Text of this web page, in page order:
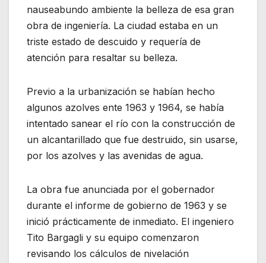
nauseabundo ambiente la belleza de esa gran
obra de ingeniería. La ciudad estaba en un
triste estado de descuido y requería de
atención para resaltar su belleza.
Previo a la urbanización se habían hecho
algunos azolves ente 1963 y 1964, se había
intentado sanear el río con la construcción de
un alcantarillado que fue destruido, sin usarse,
por los azolves y las avenidas de agua.
La obra fue anunciada por el gobernador
durante el informe de gobierno de 1963 y se
inició prácticamente de inmediato. El ingeniero
Tito Bargagli y su equipo comenzaron
revisando los cálculos de nivelación